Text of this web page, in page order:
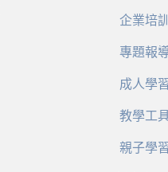
企業培
專題報
成人學
教學工
親子學